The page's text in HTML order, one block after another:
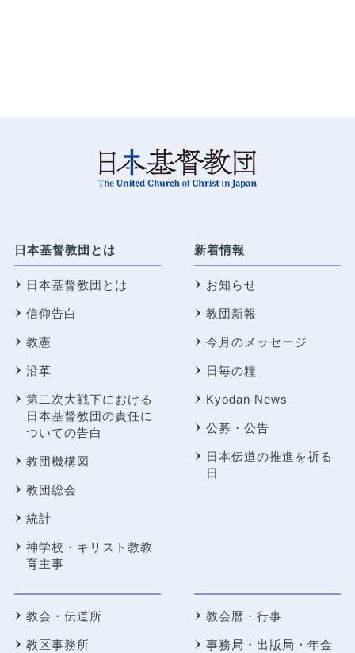
日本基督教団とは
日本基督教団とは
信仰告白
教憲
沿革
第二次大戦下における
日本基督教団の責任に
ついての告白
教団機構図
教団総会
統計
神学校・キリスト教教
育主事
新着情報
お知らせ
教団新報
今月のメッセージ
日毎の糧
Kyodan News
公募・公告
日本伝道の推進を祈る
日
教会・伝道所
教区事務所
教会暦・行事
事務局・出版局・年金